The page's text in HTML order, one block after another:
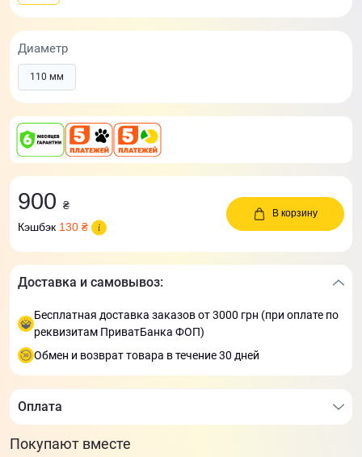
Диаметр
110 мм
900 ₴
Кэшбэк 130 ₴
В корзину
Доставка и самовывоз:
Бесплатная доставка заказов от 3000 грн (при оплате по
реквизитам ПриватБанка ФОП)
Обмен и возврат товара в течение 30 дней
Оплата
Покупают вместе